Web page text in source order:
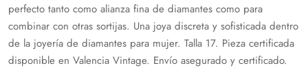
perfecto tanto como alianza fina de diamantes como para
combinar con otras sortijas. Una joya discreta y sofisticada dentro
de la joyería de diamantes para mujer. Talla 17. Pieza certificada
disponible en Valencia Vintage. Envío asegurado y certificado.